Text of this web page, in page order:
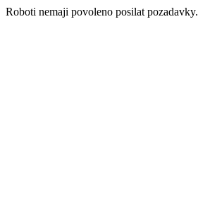
Roboti nemaji povoleno posilat pozadavky.